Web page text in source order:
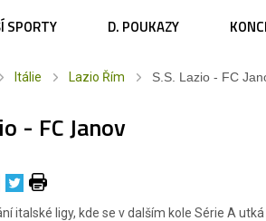
SPORTY D. POUKAZY
Itálie Lazio Řím S.S. Lazio - FC
- FC Janov
italské ligy, kde se v dalším kole Série A